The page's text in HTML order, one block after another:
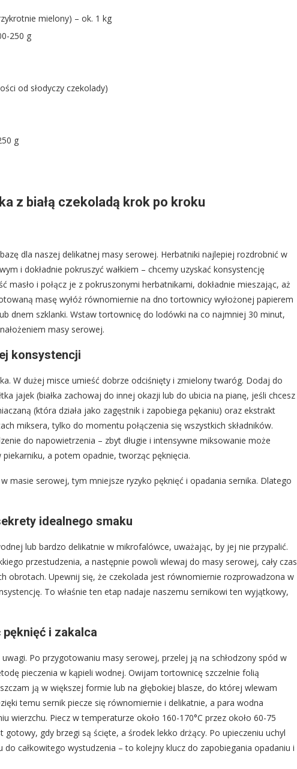
mielony) – ok. 1 kg
250 g
od słodyczy czekolady)
g
z białą czekoladą krok po kroku
dla naszej delikatnej masy serowej. Herbatniki najlepiej rozdrobnić w
i dokładnie pokruszyć wałkiem – chcemy uzyskać konsystencję
masło i połącz je z pokruszonymi herbatnikami, dokładnie mieszając, aż
masę wyłóż równomiernie na dno tortownicy wyłożonej papierem
dnem szklanki. Wstaw tortownicę do lodówki na co najmniej 30 minut,
masy serowej.
konsystencji
W dużej misce umieść dobrze odciśnięty i zmielony twaróg. Dodaj do
jajek (białka zachowaj do innej okazji lub do ubicia na pianę, jeśli chcesz
(która działa jako zagęstnik i zapobiega pękaniu) oraz ekstrakt
miksera, tylko do momentu połączenia się wszystkich składników.
do napowietrzenia – zbyt długie i intensywne miksowanie może
a potem opadnie, tworząc pęknięcia.
masie serowej, tym mniejsze ryzyko pęknięć i opadania sernika. Dlatego
idealnego smaku
lub bardzo delikatnie w mikrofalówce, uważając, by jej nie przypalić.
przestudzenia, a następnie powoli wlewaj do masy serowej, cały czas
obrotach. Upewnij się, że czekolada jest równomiernie rozprowadzona w
To właśnie ten etap nadaje naszemu sernikowi ten wyjątkowy,
i zakalca
Po przygotowaniu masy serowej, przelej ją na schłodzony spód w
pieczenia w kąpieli wodnej. Owijam tortownicę szczelnie folią
ją w większej formie lub na głębokiej blasze, do której wlewam
temu sernik piecze się równomiernie i delikatnie, a para wodna
wierzchu. Piecz w temperaturze około 160-170°C przez około 60-75
gdy brzegi są ścięte, a środek lekko drżący. Po upieczeniu uchyl
całkowitego wystudzenia – to kolejny klucz do zapobiegania opadaniu i